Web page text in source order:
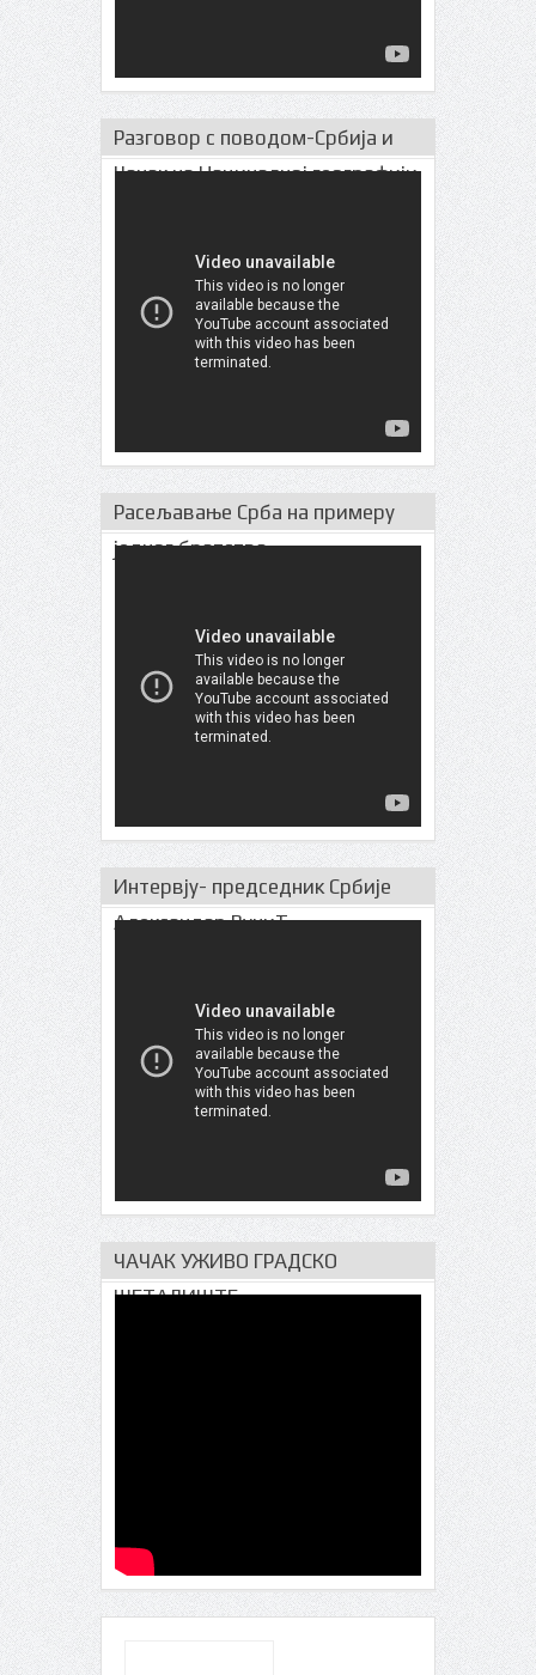
Разговор с поводом-Србија и
Чачак на Нациналној географији
Расељавање Срба на примеру
једног братства
Интервју- председник Србије
Александар ВучиЋ
ЧАЧАК УЖИВО ГРАДСКО
ШЕТАЛИШТЕ